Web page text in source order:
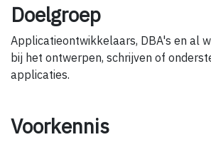
Doelgroep
Applicatieontwikkelaars, DBA's en al
bij het ontwerpen, schrijven of
applicaties.
Voorkennis